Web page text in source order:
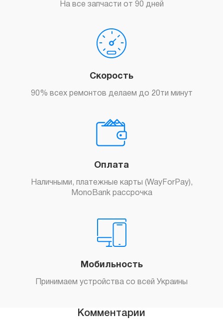
На все запчасти от 90 дней
Скорость
90% всех ремонтов делаем до 20ти минут
Оплата
Наличными, платежные карты (WayForPay),
MonoBank рассрочка
Мобильность
Принимаем устройства со всей Украины
Комментарии